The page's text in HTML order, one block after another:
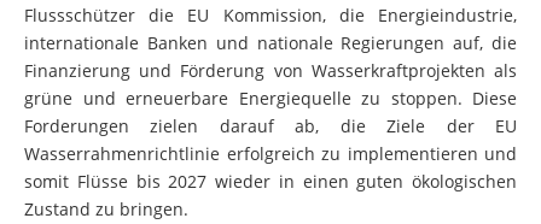
Flussschützer die EU Kommission, die Energieindustrie,
internationale Banken und nationale Regierungen auf, die
Finanzierung und Förderung von Wasserkraftprojekten als
grüne und erneuerbare Energiequelle zu stoppen. Diese
Forderungen zielen darauf ab, die Ziele der EU
Wasserrahmenrichtlinie erfolgreich zu implementieren und
somit Flüsse bis 2027 wieder in einen guten ökologischen
Zustand zu bringen.